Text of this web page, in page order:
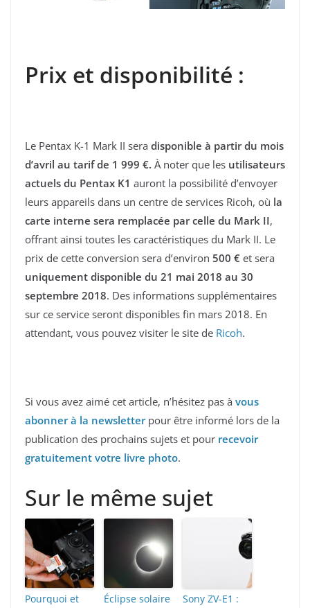
Prix et disponibilité :
Le Pentax K-1 Mark II sera disponible à partir du mois
d’avril au tarif de 1 999 €. À noter que les utilisateurs
actuels du Pentax K1 auront la possibilité d’envoyer
leurs appareils dans un centre de services Ricoh, où la
carte interne sera remplacée par celle du Mark II,
offrant ainsi toutes les caractéristiques du Mark II. Le
prix de cette conversion sera d’environ 500 € et sera
uniquement disponible du 21 mai 2018 au 30
septembre 2018. Des informations supplémentaires
sur ce service seront disponibles fin mars 2018. En
attendant, vous pouvez visiter le site de Ricoh.
Si vous avez aimé cet article, n’hésitez pas à vous
abonner à la newsletterpour être informé lors de la
publication des prochains sujets et pour recevoir
gratuitement votre livre photo.
Sur le même sujet
Pourquoi et
Éclipse solaire
Sony ZV-E1 :